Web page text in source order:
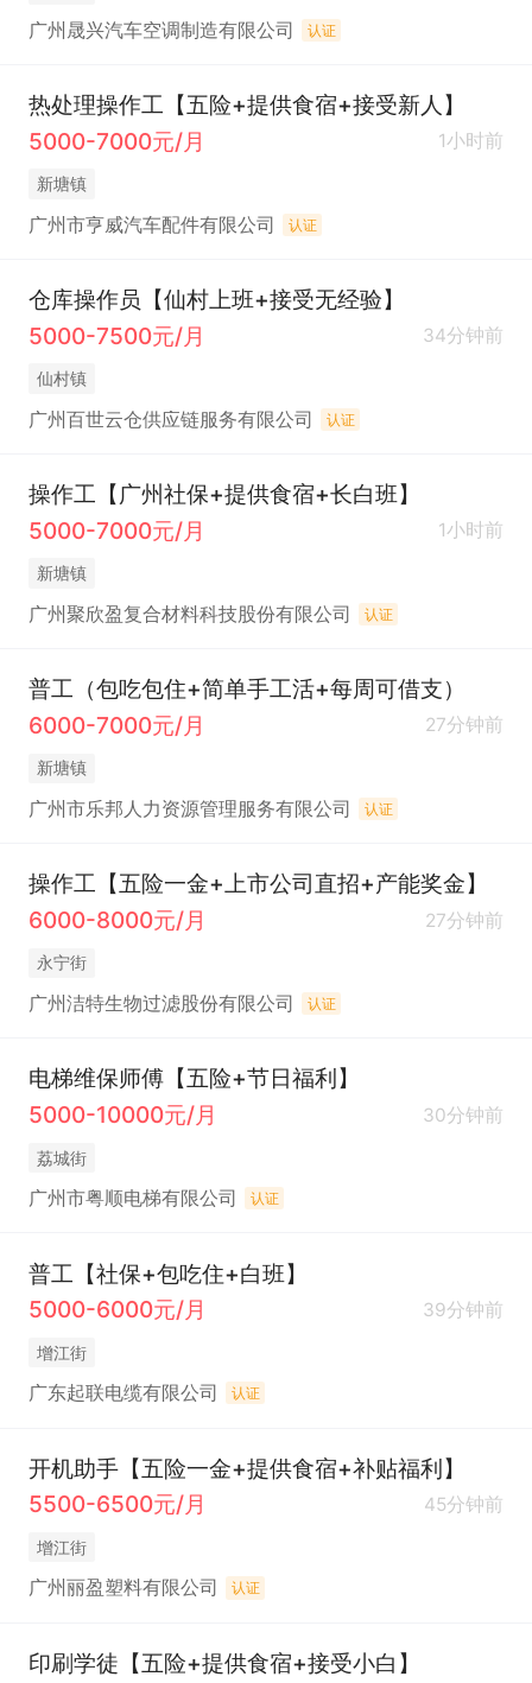
广州晟兴汽车空调制造有限公司 认证
热处理操作工【五险+提供食宿+接受新人】
5000-7000元/月
1小时前
新塘镇
广州市亨威汽车配件有限公司 认证
仓库操作员【仙村上班+接受无经验】
5000-7500元/月
34分钟前
仙村镇
广州百世云仓供应链服务有限公司 认证
操作工【广州社保+提供食宿+长白班】
5000-7000元/月
1小时前
新塘镇
广州聚欣盈复合材料科技股份有限公司 认证
普工（包吃包住+简单手工活+每周可借支）
6000-7000元/月
27分钟前
新塘镇
广州市乐邦人力资源管理服务有限公司 认证
操作工【五险一金+上市公司直招+产能奖金】
6000-8000元/月
27分钟前
永宁街
广州洁特生物过滤股份有限公司 认证
电梯维保师傅【五险+节日福利】
5000-10000元/月
30分钟前
荔城街
广州市粤顺电梯有限公司 认证
普工【社保+包吃住+白班】
5000-6000元/月
39分钟前
增江街
广东起联电缆有限公司 认证
开机助手【五险一金+提供食宿+补贴福利】
5500-6500元/月
45分钟前
增江街
广州丽盈塑料有限公司 认证
印刷学徒【五险+提供食宿+接受小白】